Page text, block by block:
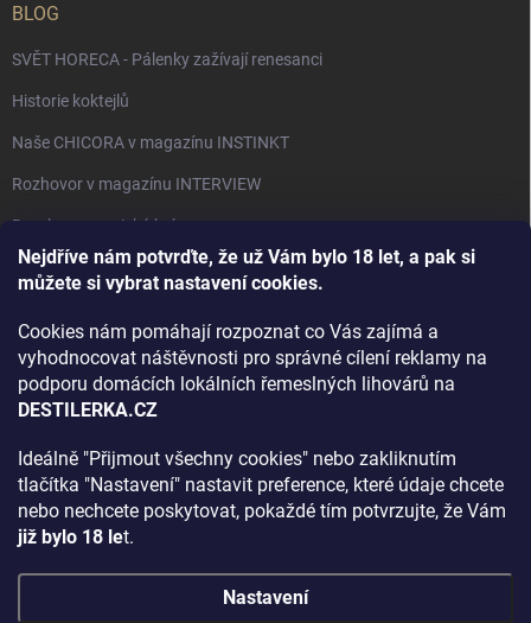
Nejdříve nám potvrďte, že už Vám bylo 18 let, a pak si
můžete si vybrat nastavení cookies.
Cookies nám pomáhají rozpoznat co Vás zajímá a
vyhodnocovat náštěvnosti pro správné cílení reklamy na
podporu domácích lokálních řemeslných lihovárů na
DESTILERKA.CZ
Ideálně "Přijmout všechny cookies" nebo zakliknutím
tlačítka "Nastavení" nastavit preference, které údaje chcete
nebo nechcete poskytovat, pokaždé tím potvrzujte, že Vám
již bylo 18 let.
Nastavení
BLOG
SVĚT HORECA - Pálenky zažívají renesanci
Historie koktejlů
Naše CHICORA v magazínu INSTINKT
Rozhovor v magazínu INTERVIEW
Bourbon, americká krása.
Napsali v TÝDNU o naší práci
Rozhovor s DESTILERKA.CZ v magazínu DRINKING-CAT
Jak vybrat dárek na Vánoce
Archiv